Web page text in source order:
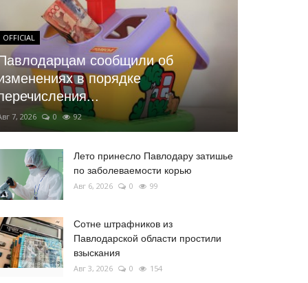
OFFICIAL
сообщили об
в порядке
7, 2026 0 92
Лето принесло Павлодару затишье
по заболеваемости корью
Авг 6, 2026 0 99
Сотне штрафников из
Павлодарской области простили
взыскания
Авг 3, 2026 0 154